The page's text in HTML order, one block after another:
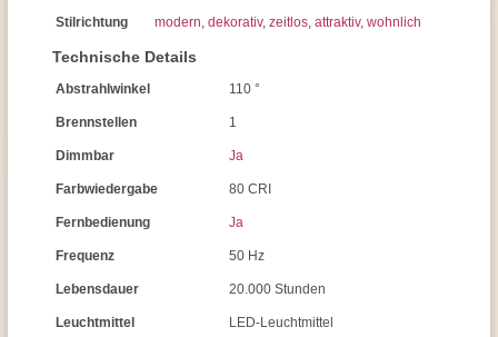
Stilrichtung modern, dekorativ, zeitlos, attraktiv, wohnlich
Technische Details
Abstrahlwinkel 110 °
Brennstellen 1
Dimmbar Ja
Farbwiedergabe 80 CRI
Fernbedienung Ja
Frequenz 50 Hz
Lebensdauer 20.000 Stunden
Leuchtmittel LED-Leuchtmittel